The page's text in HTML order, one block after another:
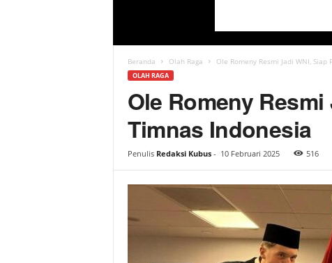
s
Beranda Olah Raga Ole Romeny Resmi Jadi WNI,
OLAH RAGA
Ole Romeny
Timnas Indonesia
Penulis Redaksi Kubus- 10 Februari 2025 516